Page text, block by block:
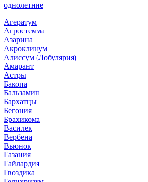
однолетние
Агератум
Агростемма
Азарина
Акроклинум
Алиссум (Лобулярия)
Амарант
Астры
Бакопа
Бальзамин
Бархатцы
Бегония
Брахикома
Василек
Вербена
Вьюнок
Газания
Гайлардия
Гвоздика